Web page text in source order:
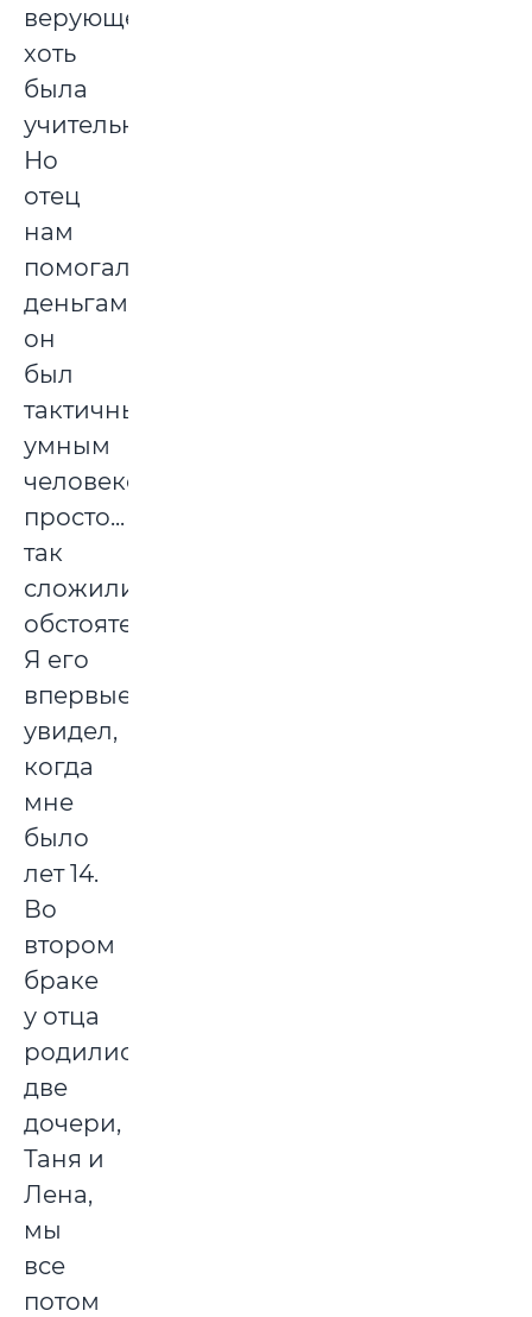
верующей,
хоть
была
учительницей.
Но
отец
нам
помогал
деньгами,
он
был
тактичным,
умным
человеком,
просто...
так
сложились
обстоятельства.
Я его
впервые
увидел,
когда
мне
было
лет 14.
Во
втором
браке
у отца
родились
две
дочери,
Таня и
Лена,
мы
все
потом